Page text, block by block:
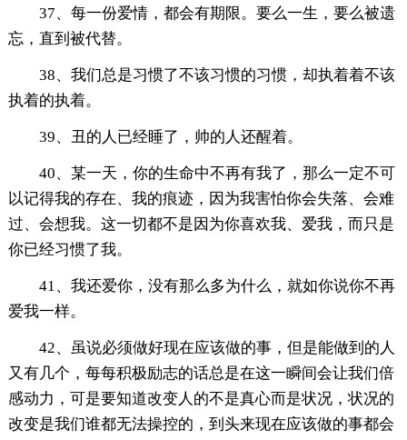
37、每一份爱情，都会有期限。要么一生，要么被遗
忘，直到被代替。
38、我们总是习惯了不该习惯的习惯，却执着着不该
执着的执着。
39、丑的人已经睡了，帅的人还醒着。
40、某一天，你的生命中不再有我了，那么一定不可
以记得我的存在、我的痕迹，因为我害怕你会失落、会难
过、会想我。这一切都不是因为你喜欢我、爱我，而只是
你已经习惯了我。
41、我还爱你，没有那么多为什么，就如你说你不再
爱我一样。
42、虽说必须做好现在应该做的事，但是能做到的人
又有几个，每每积极励志的话总是在这一瞬间会让我们倍
感动力，可是要知道改变人的不是真心而是状况，状况的
改变是我们谁都无法操控的，到头来现在应该做的事都会